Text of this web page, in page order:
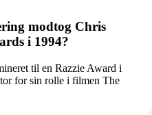
modtog Chris
i 1994?
til en Razzie Award i
for sin rolle i filmen The